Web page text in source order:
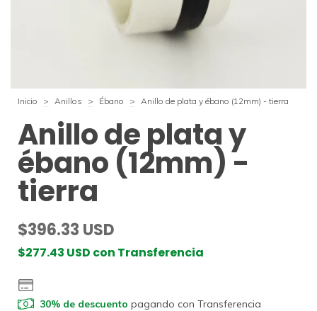
Inicio > Anillos > Ébano > Anillo de plata y ébano (12mm) - tierra
Anillo de plata y
ébano (12mm) -
tierra
$396.33 USD
$277.43 USD con Transferencia
30% de descuento pagando con Transferencia